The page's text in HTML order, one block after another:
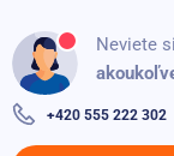
Neviete
+420 555 222 302